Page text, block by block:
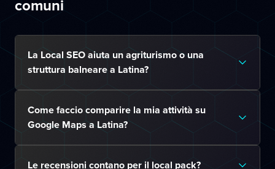
comuni
La Local SEO aiuta un agriturismo o una
struttura balneare a Latina?
Come faccio comparire la mia attività su
Google Maps a Latina?
Le recensioni contano per il local pack?